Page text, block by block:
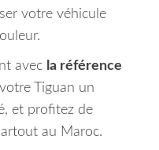
votre véhicule
avec la référence
Tiguan un
et profitez de
au Maroc.